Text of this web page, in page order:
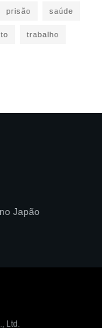
prisão saúde
trabalho
Japão
Ltd